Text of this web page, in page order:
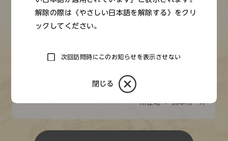
く変化した。
魚の味は釣り上げたものが最も美味であることは昔から知
戸時代からブリ網と呼ばれる一種の底引き網を使用するよ
り、その様子がいくつかの資料で紹介されている。
所在地 ： 洲本市 沖
解除の際は《やさしい日本語を解除する》をクリ
ックしてください。
次回訪問時にこのお知らせを表示させない
閉じる